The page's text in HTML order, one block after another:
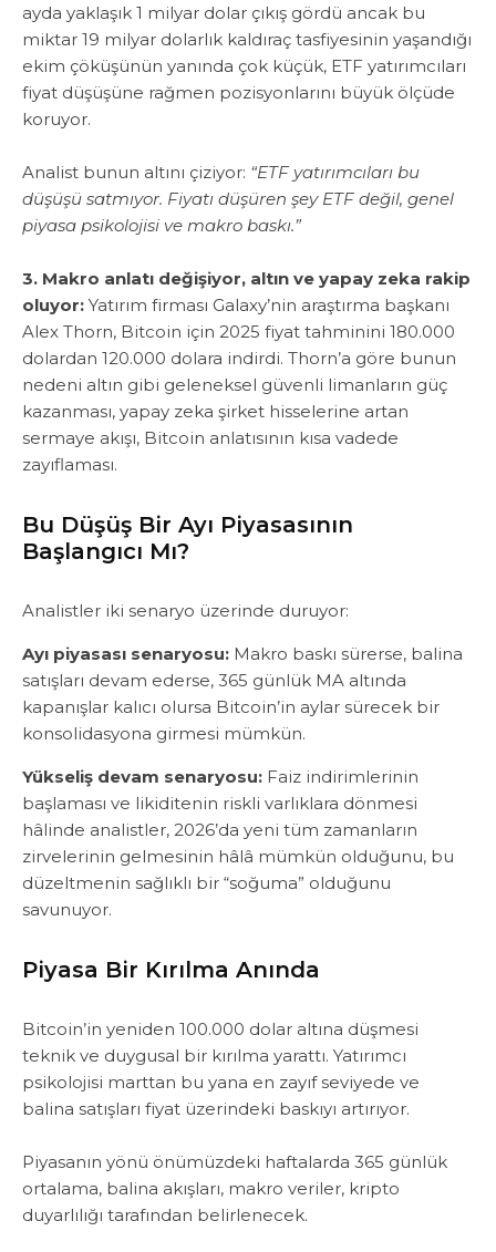
ayda yaklaşık 1 milyar dolar çıkış gördü ancak bu
miktar 19 milyar dolarlık kaldıraç tasfiyesinin yaşandığı
ekim çöküşünün yanında çok küçük, ETF yatırımcıları
fiyat düşüşüne rağmen pozisyonlarını büyük ölçüde
koruyor.
‎Analist bunun altını çiziyor: “ETF yatırımcıları bu
düşüşü satmıyor. Fiyatı düşüren şey ETF değil, genel
piyasa psikolojisi ve makro baskı.”
3. Makro anlatı değişiyor, altın ve yapay zeka rakip
oluyor: Yatırım firması Galaxy’nin araştırma başkanı
Alex Thorn, Bitcoin için 2025 fiyat tahminini 180.000
dolardan 120.000 dolara indirdi. Thorn’a göre bunun
nedeni altın gibi geleneksel güvenli limanların güç
kazanması, yapay zeka şirket hisselerine artan
sermaye akışı, ‎Bitcoin anlatısının kısa vadede
zayıflaması.
Bu Düşüş Bir Ayı Piyasasının
Başlangıcı Mı?
‎Analistler iki senaryo üzerinde duruyor:
Ayı piyasası senaryosu: Makro baskı sürerse, balina
satışları devam ederse, 365 günlük MA altında
kapanışlar kalıcı olursa Bitcoin’in aylar sürecek bir
konsolidasyona girmesi mümkün.
Yükseliş devam senaryosu: Faiz indirimlerinin
başlaması ve likiditenin riskli varlıklara dönmesi
hâlinde analistler, 2026’da yeni tüm zamanların
zirvelerinin gelmesinin hâlâ mümkün olduğunu, ‎bu
düzeltmenin sağlıklı bir “soğuma” olduğunu
savunuyor.
Piyasa Bir Kırılma Anında
Bitcoin’in yeniden 100.000 dolar altına düşmesi
teknik ve duygusal bir kırılma yarattı. Yatırımcı
psikolojisi marttan bu yana en zayıf seviyede ve
balina satışları fiyat üzerindeki baskıyı artırıyor.
‎Piyasanın yönü önümüzdeki haftalarda 365 günlük
ortalama, balina akışları, makro veriler, kripto
duyarlılığı tarafından belirlenecek.